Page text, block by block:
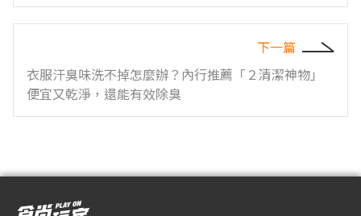
下一篇
衣服汗臭味洗不掉怎麼辦？內行推薦「２清潔神物」
便宜又乾淨，還能有效除臭